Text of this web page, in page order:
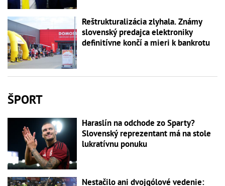
Reštrukturalizácia zlyhala. Známy
slovenský predajca elektroniky
definitívne končí a mieri k bankrotu
ŠPORT
Haraslín na odchode zo Sparty?
Slovenský reprezentant má na stole
lukratívnu ponuku
Nestačilo ani dvojgólové vedenie: